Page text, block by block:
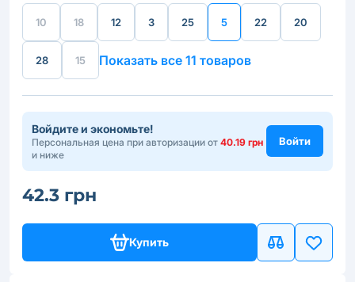
10 18 12 3 25 5 22 20
28 15 Показать все 11 товаров
Войдите и экономьте!
Персональная цена при авторизации от 40.19 грн
и ниже
Войти
42.3 грн
Купить